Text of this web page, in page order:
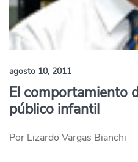
agosto 10, 2011
El comportamiento
público infantil
Por Lizardo Vargas Bianchi